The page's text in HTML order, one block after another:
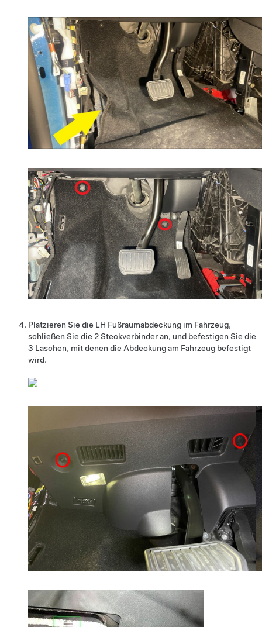
Platzieren Sie die LH Fußraumabdeckung im Fahrzeug,
schließen Sie die 2 Steckverbinder an, und befestigen Sie die
3 Laschen, mit denen die Abdeckung am Fahrzeug befestigt
wird.